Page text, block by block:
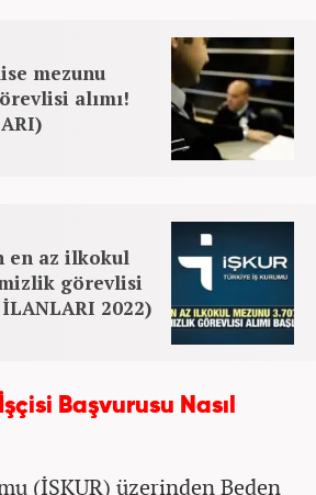
mezunu
alımı!
en az ilkokul
görevlisi
İLANLARI 2022)
Başvurusu Nasıl
(İŞKUR) üzerinden Beden